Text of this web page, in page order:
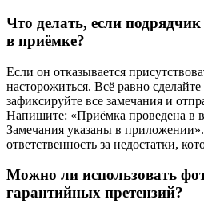
Что делать, если подрядчик
в приёмке?
Если он отказывается
насторожиться. Всё равно
зафиксируйте все замечания и
Напишите: «Приёмка проведена в
Замечания указаны в
ответственность за недостатки,
Можно ли использовать
гарантийных претензий?